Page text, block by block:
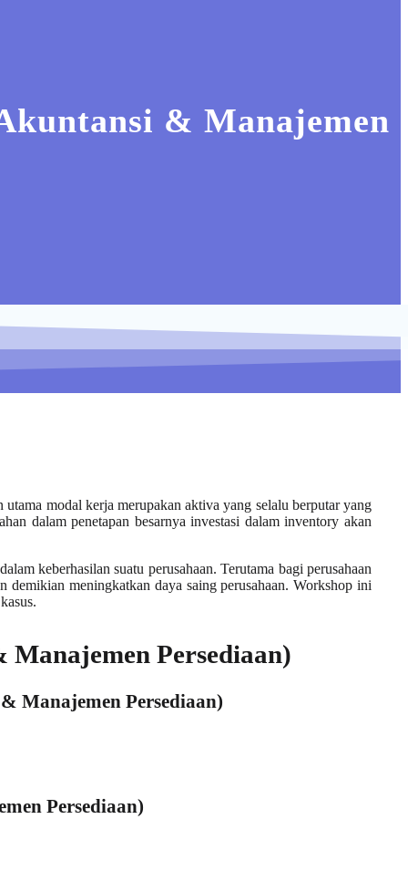
& Manajemen
modal kerja merupakan aktiva yang selalu berputar yang
dalam penetapan besarnya investasi dalam inventory akan
keberhasilan suatu perusahaan. Terutama bagi perusahaan
demikian meningkatkan daya saing perusahaan. Workshop ini
Persediaan)
Manajemen Persediaan)
Persediaan)